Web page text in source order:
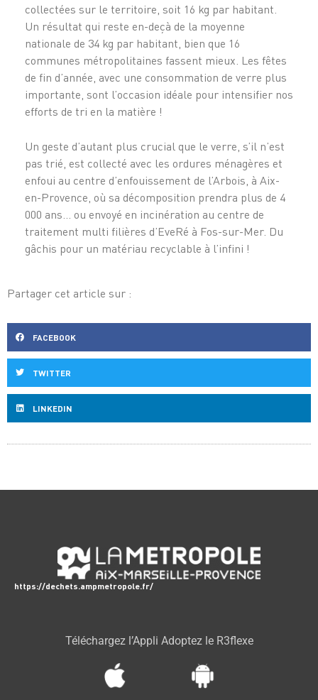
collectées sur le territoire, soit 16 kg par habitant.
Un résultat qui reste en-deçà de la moyenne
nationale de 34 kg par habitant, bien que 16
communes métropolitaines fassent mieux. Les fêtes
de fin d’année, avec une consommation de verre plus
importante, sont l’occasion idéale pour intensifier nos
efforts de tri en la matière !
Un geste d’autant plus crucial que le verre, s’il n’est
pas trié, est collecté avec les ordures ménagères et
enfoui au centre d’enfouissement de l’Arbois, à Aix-
en-Provence, où sa décomposition prendra plus de 4
000 ans… ou envoyé en incinération au centre de
traitement multi filières d’EveRé à Fos-sur-Mer. Du
gâchis pour un matériau recyclable à l’infini !
Partager cet article sur :
FACEBOOK
TWITTER
LINKEDIN
https://dechets.ampmetropole.fr/
Téléchargez l’Appli Adoptez le R3flexe